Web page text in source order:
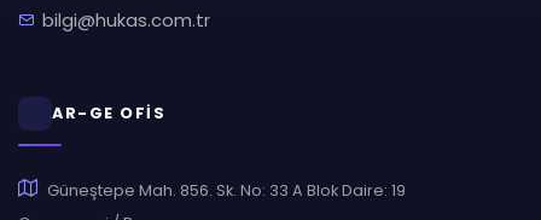
bilgi@hukas.com.tr
AR-GE OFİS
Güneştepe Mah. 856. Sk. No: 33 A Blok Daire: 19